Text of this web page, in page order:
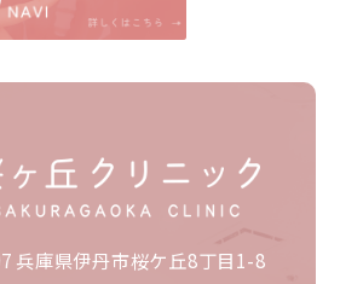
兵庫県伊丹市桜ケ丘8丁目1-8